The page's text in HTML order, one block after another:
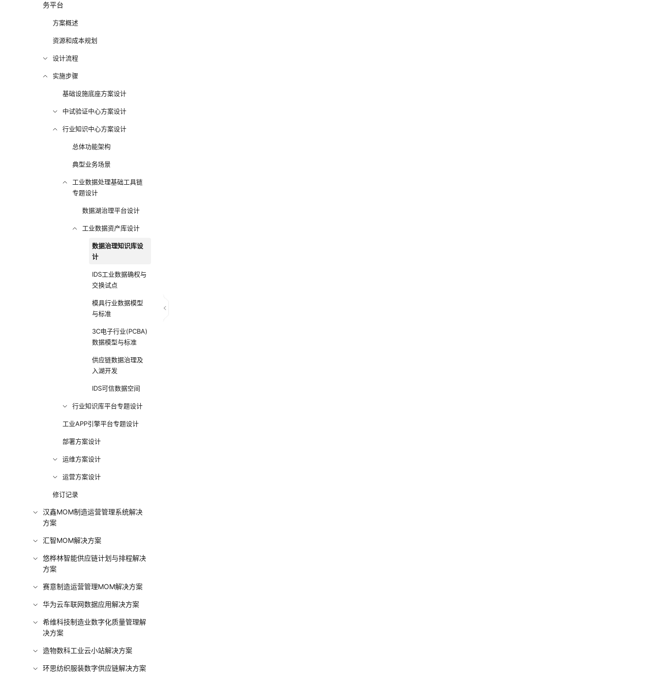
务平台
方案概述
资源和成本规划
设计流程
实施步骤
基础设施底座方案设计
中试验证中心方案设计
行业知识中心方案设计
总体功能架构
典型业务场景
工业数据处理基础工具链
专题设计
数据湖治理平台设计
工业数据资产库设计
数据治理知识库设
计
IDS工业数据确权与
交换试点
模具行业数据模型
与标准
3C电子行业(PCBA)
数据模型与标准
供应链数据治理及
入湖开发
IDS可信数据空间
行业知识库平台专题设计
工业APP引擎平台专题设计
部署方案设计
运维方案设计
运营方案设计
修订记录
汉鑫MOM制造运营管理系统解决
方案
汇智MOM解决方案
悠桦林智能供应链计划与排程解决
方案
赛意制造运营管理MOM解决方案
华为云车联网数据应用解决方案
希维科技制造业数字化质量管理解
决方案
造物数科工业云小站解决方案
环思纺织服装数字供应链解决方案